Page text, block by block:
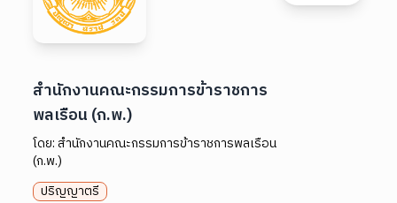
สำนักงานคณะกรรมการข้าราชการ
พลเรือน (ก.พ.)
โดย:สำนักงานคณะกรรมการข้าราชการพลเรือน
(ก.พ.)
ปริญญาตรี